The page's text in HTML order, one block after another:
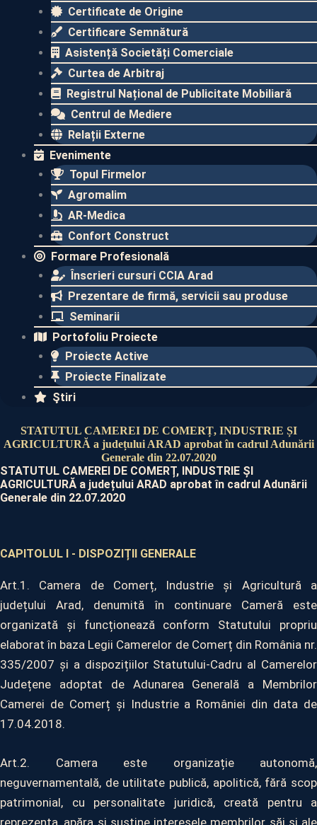
Certificate de Origine
Certificare Semnătură
Asistență Societăți Comerciale
Curtea de Arbitraj
Registrul Național de Publicitate Mobiliară
Centrul de Mediere
Relații Externe
Evenimente​
Topul Firmelor​
Agromalim
AR-Medica
Confort Construct
Formare Profesională
Înscrieri cursuri CCIA Arad
Prezentare de firmă, servicii sau produse
Seminarii
Portofoliu Proiecte
Proiecte Active
Proiecte Finalizate​
Ştiri
STATUTUL CAMEREI DE COMERȚ, INDUSTRIE ȘI
AGRICULTURĂ a județului ARAD aprobat în cadrul Adunării
Generale din 22.07.2020
STATUTUL CAMEREI DE COMERȚ, INDUSTRIE ȘI
AGRICULTURĂ a județului ARAD aprobat în cadrul Adunării
Generale din 22.07.2020
CAPITOLUL I - DISPOZIȚII GENERALE
Art.1. Camera de Comerț, Industrie și Agricultură a
județului Arad, denumită în continuare Cameră este
organizată și funcționează conform Statutului propriu
elaborat în baza Legii Camerelor de Comerț din România nr.
335/2007 și a dispozițiilor Statutului-Cadru al Camerelor
Județene adoptat de Adunarea Generală a Membrilor
Camerei de Comerț și Industrie a României din data de
17.04.2018.
Art.2. Camera este organizație autonomă,
neguvernamentală, de utilitate publică, apolitică, fără scop
patrimonial, cu personalitate juridică, creată pentru a